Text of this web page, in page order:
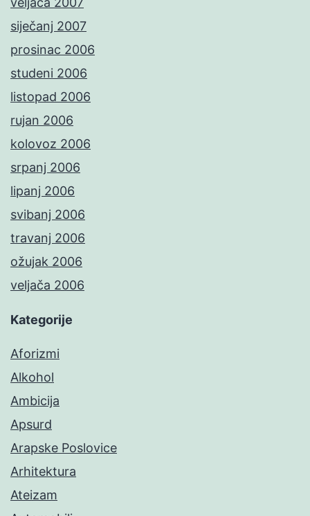
siječanj 2007
prosinac 2006
studeni 2006
listopad 2006
rujan 2006
kolovoz 2006
srpanj 2006
lipanj 2006
svibanj 2006
travanj 2006
ožujak 2006
veljača 2006
Kategorije
Aforizmi
Alkohol
Ambicija
Apsurd
Arapske Poslovice
Arhitektura
Ateizam